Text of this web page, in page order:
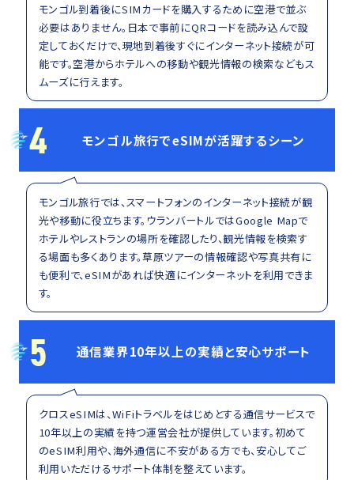
モンゴル到着後にSIMカードを購入するために空港で並ぶ
必要はありません。日本で事前にQRコードを読み込んで設
定しておくだけで、現地到着後すぐにインターネット接続が可
能です。空港からホテルへの移動や観光情報の検索などもス
ムーズに行えます。
4 モンゴル旅行でeSIMが活躍するシーン
モンゴル旅行では、スマートフォンのインターネット接続が観
光や移動に役立ちます。ウランバートルではGoogle Mapで
ホテルやレストランの場所を確認したり、観光情報を検索す
る場面も多くあります。草原ツアーの情報確認や写真共有に
も便利で、eSIMがあれば快適にインターネットを利用できま
す。
5 通信業界10年以上の実績と安心サポート
クロスeSIMは、WiFiトラベルをはじめとする通信サービスで
10年以上の実績を持つ運営会社が提供しています。初めて
のeSIM利用や、海外通信に不安がある方でも、安心してご
利用いただけるサポート体制を整えています。